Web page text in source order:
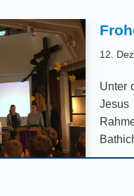
12.
Unter
Jesus